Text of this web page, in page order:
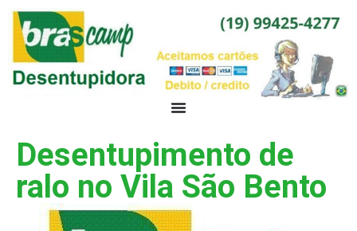
Desentupimento de
ralo no Vila São Bento